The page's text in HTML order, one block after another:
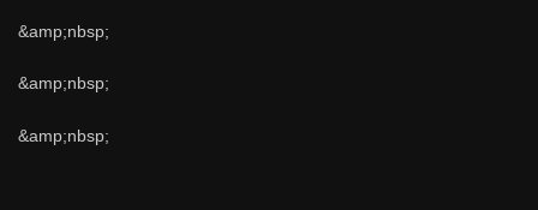
&amp;nbsp;
&amp;nbsp;
&amp;nbsp;